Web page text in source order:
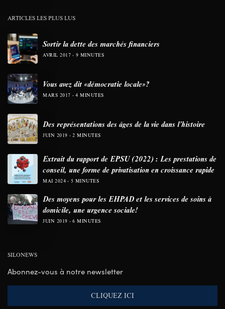
ARTICLES LES PLUS LUS
Sortir la dette des marchés financiers
AVRIL 2017 9 MINUTES
Vous avez dit «démocratie locale»?
MARS 2017 4 MINUTES
Des représentations des âges de la vie dans l’histoire
JUIN 2019 2 MINUTES
Extrait du rapport de EPSU (2022) : Les prestations de
conseil, une forme de privatisation en croissance rapide
MAI 2024 5 MINUTES
Des moyens pour les EHPAD et les services de soins à
domicile, une urgence sociale!
JUIN 2019 6 MINUTES
SILONEWS
Abonnez-vous à notre newsletter
CLIQUEZ ICI